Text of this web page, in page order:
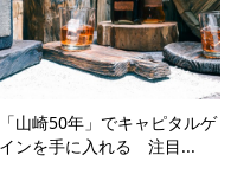
「山崎50年」でキャピタルゲ
インを手に入れる 注目...